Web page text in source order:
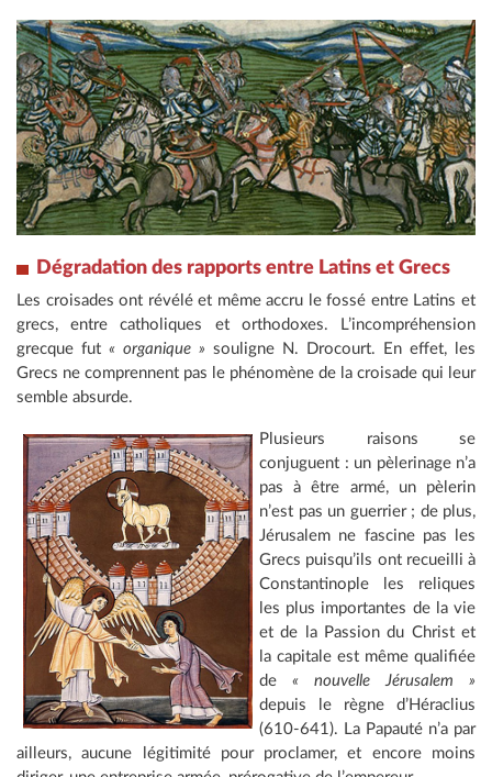
Dégradation des rapports entre Latins et Grecs
Les croisades ont révélé et même accru le fossé entre Latins et
grecs, entre catholiques et orthodoxes. L’incompréhension
grecque fut « organique » souligne N. Drocourt. En effet, les
Grecs ne comprennent pas le phénomène de la croisade qui leur
semble absurde.
Plusieurs raisons se
conjuguent : un pèlerinage n’a
pas à être armé, un pèlerin
n’est pas un guerrier ; de plus,
Jérusalem ne fascine pas les
Grecs puisqu’ils ont recueilli à
Constantinople les reliques
les plus importantes de la vie
et de la Passion du Christ et
la capitale est même qualifiée
de « nouvelle Jérusalem »
depuis le règne d’Héraclius
(610-641). La Papauté n’a par
ailleurs, aucune légitimité pour proclamer, et encore moins